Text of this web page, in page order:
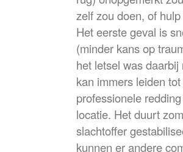
zelf zou doen, of
Het eerste geval is
(minder kans op
het letsel was
kan immers leiden
professionele
locatie. Het duurt
slachtoffer
kunnen er andere